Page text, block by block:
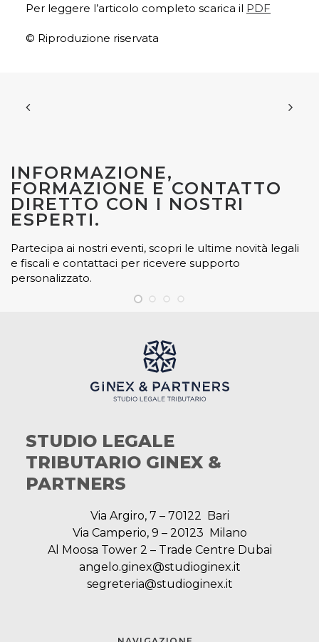
Per leggere l’articolo completo scarica il PDF
© Riproduzione riservata
INFORMAZIONE,
FORMAZIONE E CONTATTO
DIRETTO CON I NOSTRI
ESPERTI.
Partecipa ai nostri eventi, scopri le ultime novità legali
e fiscali e contattaci per ricevere supporto
personalizzato.
STUDIO LEGALE
TRIBUTARIO GINEX &
PARTNERS
Via Argiro, 7 – 70122 Bari
Via Camperio, 9 – 20123 Milano
Al Moosa Tower 2 – Trade Centre Dubai
angelo.ginex@studioginex.it
segreteria@studioginex.it